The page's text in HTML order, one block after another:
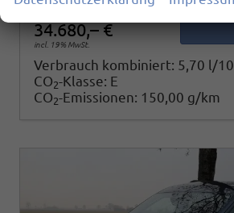
34.680,– €
incl. 19% MwSt.
Verbrauch kombiniert: 5,70 l/
CO2-Klasse: E
CO2-Emissionen: 150,00 g/km